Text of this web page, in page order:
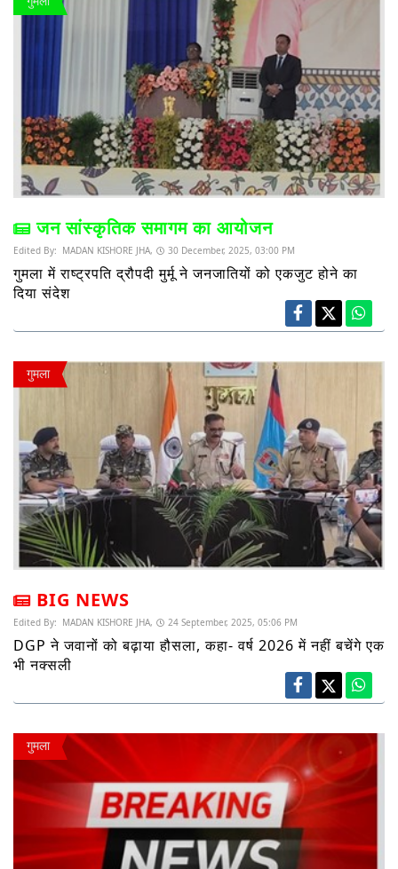
जन सांस्कृतिक समागम का आयोजन
Edited By: MADAN KISHORE JHA, 30 December, 2025, 03:00 PM
गुमला में राष्ट्रपति द्रौपदी मुर्मू ने जनजातियों को एकजुट होने का
दिया संदेश
गुमला
BIG NEWS
Edited By: MADAN KISHORE JHA, 24 September, 2025, 05:06 PM
DGP ने जवानों को बढ़ाया हौसला, कहा- वर्ष 2026 में नहीं बचेंगे एक
भी नक्सली
गुमला